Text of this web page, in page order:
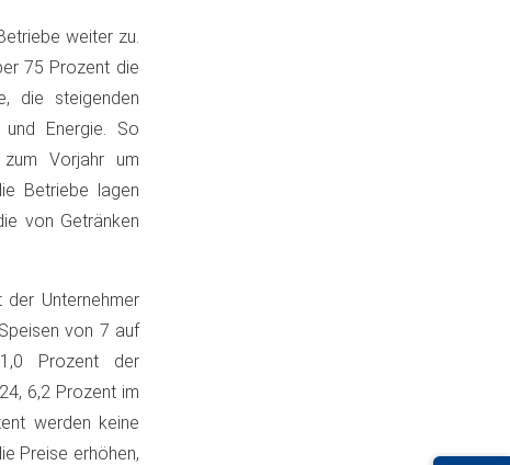
weiter zu.
75 Prozent die
die steigenden
Energie. So
Vorjahr um
Betriebe lagen
von Getränken
der Unternehmer
von 7 auf
Prozent der
6,2 Prozent im
werden keine
Preise erhöhen,